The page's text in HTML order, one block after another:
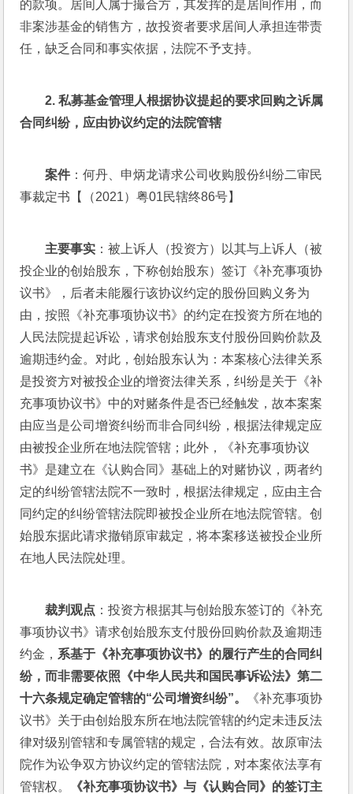
的款项。居间人属于撮合方，其发挥的是居间作用，而
非案涉基金的销售方，故投资者要求居间人承担连带责
任，缺乏合同和事实依据，法院不予支持。
2. 私募基金管理人根据协议提起的要求回购之诉属
合同纠纷，应由协议约定的法院管辖
案件：何丹、申炳龙请求公司收购股份纠纷二审民
事裁定书【（2021）粤01民辖终86号】
主要事实 ：被上诉人（投资方）以其与上诉人（被
投企业的创始股东，下称创始股东）签订《补充事项协
议书》，后者未能履行该协议约定的股份回购义务为
由，按照《补充事项协议书》的约定在投资方所在地的
人民法院提起诉讼，请求创始股东支付股份回购价款及
逾期违约金。对此，创始股东认为：本案核心法律关系
是投资方对被投企业的增资法律关系，纠纷是关于《补
充事项协议书》中的对赌条件是否已经触发，故本案案
由应当是公司增资纠纷而非合同纠纷，根据法律规定应
由被投企业所在地法院管辖；此外，《补充事项协议
书》是建立在《认购合同》基础上的对赌协议，两者约
定的纠纷管辖法院不一致时，根据法律规定，应由主合
同约定的纠纷管辖法院即被投企业所在地法院管辖。创
始股东据此请求撤销原审裁定，将本案移送被投企业所
在地人民法院处理。
裁判观点 ：投资方根据其与创始股东签订的《补充
事项协议书》请求创始股东支付股份回购价款及逾期违
约金， 系基于《补充事项协议书》的履行产生的合同纠
纷，而非需要依照《中华人民共和国民事诉讼法》第二
十六条规定确定管辖的“公司增资纠纷”。
《补充事项协
议书》关于由创始股东所在地法院管辖的约定未违反法
律对级别管辖和专属管辖的规定，合法有效。故原审法
院作为讼争双方协议约定的管辖法院，对本案依法享有
管辖权。
《补充事项协议书》与《认购合同》的签订主